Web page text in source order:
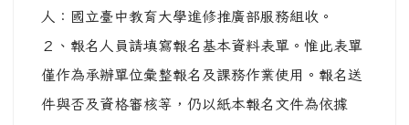
人：國立臺中教育大學進修推廣部服務組收。
２、報名人員請填寫報名基本資料表單。惟此表單
僅作為承辦單位彙整報名及課務作業使用。報名送
件與否及資格審核等，仍以紙本報名文件為依據